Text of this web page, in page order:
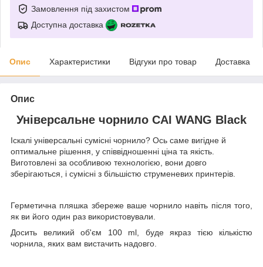
Замовлення під захистом
Доступна доставка
Опис Характеристики Відгуки про товар Доставка
Опис
Універсальне чорнило CAI WANG Black
Іскалі універсальні сумісні чорнило? Ось саме вигідне й
оптимальне рішення, у співвідношенні ціна та якість.
Виготовлені за особливою технологією, вони довго
зберігаються, і сумісні з більшістю струменевих принтерів.
Герметична пляшка збереже ваше чорнило навіть після того,
як ви його один раз використовували.
Досить великий об'єм 100 ml, буде якраз тією кількістю
чорнила, яких вам вистачить надовго.